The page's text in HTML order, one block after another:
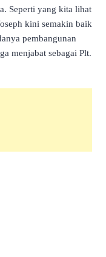
Seperti yang kita lihat
kini semakin baik
pembangunan
menjabat sebagai Plt.